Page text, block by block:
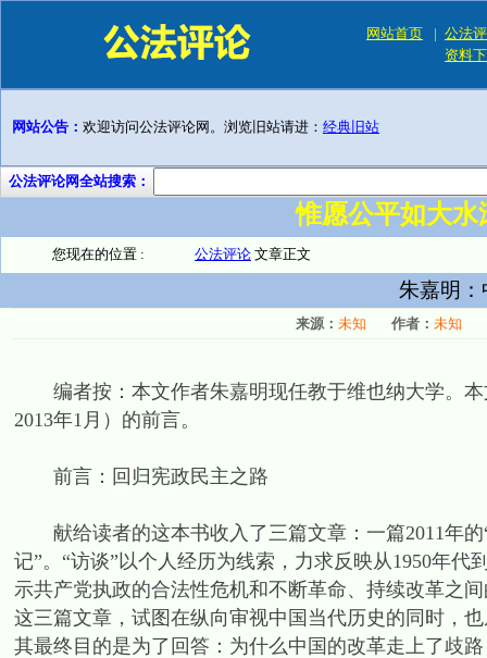
网站首页 | 公法
资料
网站公告： 欢迎访问公法评论网。浏览旧站请进： 经典旧站
公法评论网全站搜索：
惟愿公平如大
您现在的位置 : 公法评论 文章正文
朱嘉明
来源： 未知 作者： 未知
编者按：本文作者朱嘉明现任教于维也纳大学。本
2013年1月）的前言。
前言：回归宪政民主之路
献给读者的这本书收入了三篇文章：一篇2011年的
记”。“访谈”以个人经历为线索，力求反映从1950年代
示共产党执政的合法性危机和不断革命、持续改革之
这三篇文章，试图在纵向审视中国当代历史的同时，
其最终目的是为了回答：为什么中国的改革走上了歧路